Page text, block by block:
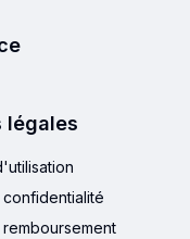
légales